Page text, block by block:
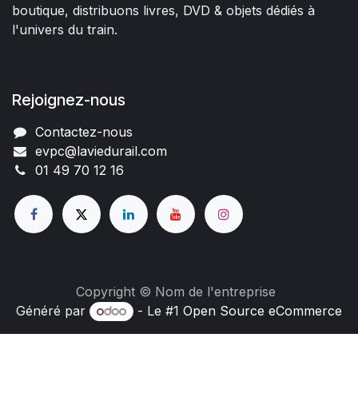
boutique, distribuons livres, DVD & objets dédiés à
l'univers du train.
Rejoignez-nous
Contactez-nous
evpc@laviedurail.com
01 49 70 12 16
Copyright © Nom de l'entreprise
Généré par
- Le #1 Open Source eCommerce